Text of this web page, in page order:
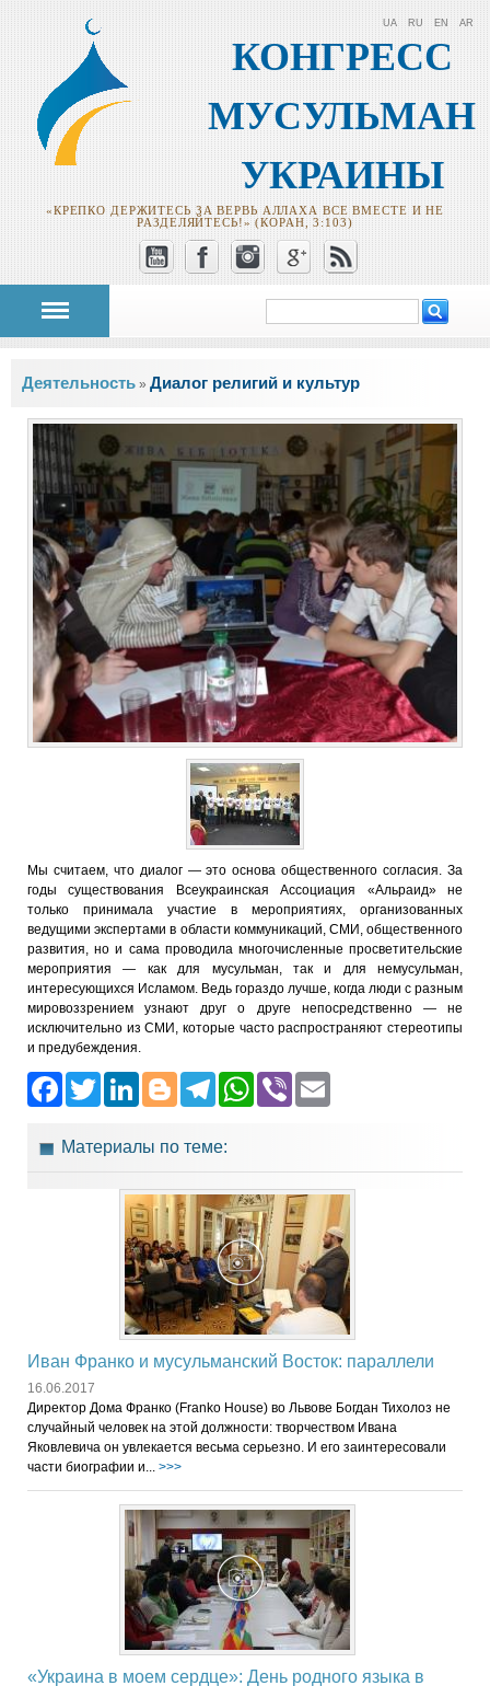
КОНГРЕСС
МУСУЛЬМАН
УКРАИНЫ
«КРЕПКО ДЕРЖИТЕСЬ ЗА ВЕРВЬ АЛЛАХА ВСЕ ВМЕСТЕ И НЕ
РАЗДЕЛЯЙТЕСЬ!» (КОРАН, 3:103)
UA RU EN AR
Форма поиска
Вы здесь
Деятельность » Диалог религий и культур
Мы считаем, что диалог — это основа общественного согласия. За
годы существования Всеукраинская Ассоциация «Альраид» не
только принимала участие в мероприятиях, организованных
ведущими экспертами в области коммуникаций, СМИ, общественного
развития, но и сама проводила многочисленные просветительские
мероприятия — как для мусульман, так и для немусульман,
интересующихся Исламом. Ведь гораздо лучше, когда люди с разным
мировоззрением узнают друг о друге непосредственно — не
исключительно из СМИ, которые часто распространяют стереотипы
и предубеждения.
Facebook
Twitter
LinkedIn
Blogger
Telegram
WhatsApp
Viber
Материалы по теме:
Иван Франко и мусульманский Восток: параллели
16.06.2017
Директор Дома Франко (Franko House) во Львове Богдан Тихолоз не
случайный человек на этой должности: творчеством Ивана
Яковлевича он увлекается весьма серьезно. И его заинтересовали
части биографии и... >>>
«Украина в моем сердце»: День родного языка в